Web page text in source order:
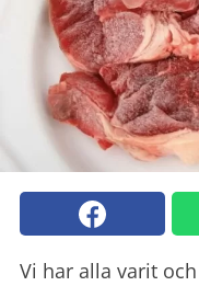
Vi har alla varit